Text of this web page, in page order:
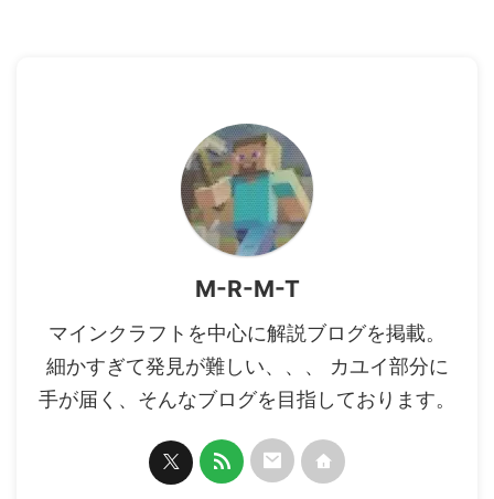
M-R-M-T
マインクラフトを中心に解説ブログを掲載。
細かすぎて発見が難しい、、、 カユイ部分に
手が届く、そんなブログを目指しております。